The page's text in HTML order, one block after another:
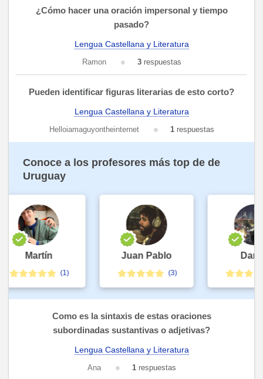
¿Cómo hacer una oración impersonal y tiempo
pasado?
Lengua Castellana y Literatura
Ramon 3respuestas
Pueden identificar figuras literarias de esto corto?
Lengua Castellana y Literatura
Helloiamaguyontheinternet 1respuestas
Conoce a los profesores más top de de
Uruguay
Martín
(1)
Juan Pablo
(3)
Daniel
Como es la sintaxis de estas oraciones
subordinadas sustantivas o adjetivas?
Lengua Castellana y Literatura
Ana 1respuestas